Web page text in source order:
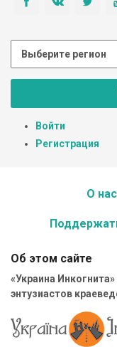
Войти
Регистрация
О нас
Об этом сайте
«Украина
энтузиастов